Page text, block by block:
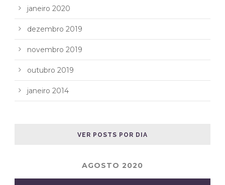
janeiro 2020
dezembro 2019
novembro 2019
outubro 2019
janeiro 2014
VER POSTS POR DIA
AGOSTO 2020